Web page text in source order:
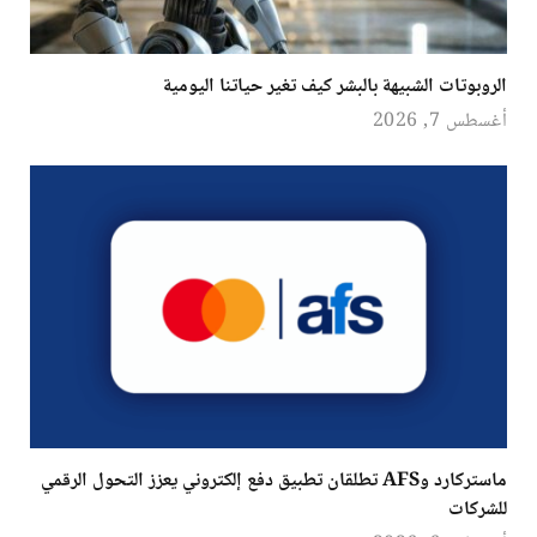
الروبوتات الشبيهة بالبشر كيف تغير حياتنا اليومية
أغسطس 7, 2026
ماستركارد وAFS تطلقان تطبيق دفع إلكتروني يعزز التحول الرقمي
للشركات